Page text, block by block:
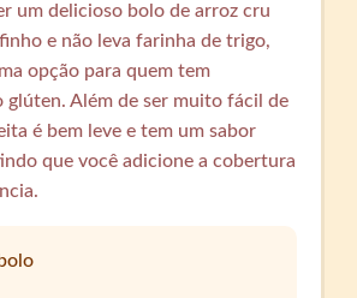
um delicioso bolo de arroz cru
e não leva farinha de trigo,
opção para quem tem
glúten. Além de ser muito fácil de
é bem leve e tem um sabor
que você adicione a cobertura